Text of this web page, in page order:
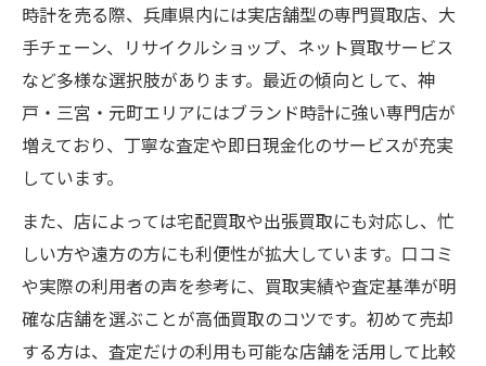
出張や宅配など買取方法ごとの利便性を解
説
口コミや評判で選ぶ時計屋おすすめの視点
納得価格で売却するための高級時計買取術
買取価格を上げるための事前準備とポイン
時計を高く売るならどこがいいか見極める
方法
複数の買取店で相見積もりする重要性
高級時計の売却タイミングを見極めるコツ
時計を売る際、兵庫県内には実店舗型の専門買取店、大
手チェーン、リサイクルショップ、ネット買取サービス
など多様な選択肢があります。最近の傾向として、神
戸・三宮・元町エリアにはブランド時計に強い専門店が
増えており、丁寧な査定や即日現金化のサービスが充実
しています。
また、店によっては宅配買取や出張買取にも対応し、忙
しい方や遠方の方にも利便性が拡大しています。口コミ
や実際の利用者の声を参考に、買取実績や査定基準が明
確な店舗を選ぶことが高価買取のコツです。初めて売却
する方は、査定だけの利用も可能な店舗を活用して比較